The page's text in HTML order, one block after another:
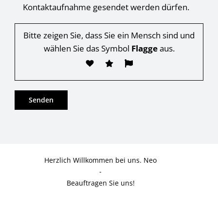
Kontaktaufnahme gesendet werden dürfen.
Bitte zeigen Sie, dass Sie ein Mensch sind und
wählen Sie das Symbol Flaggeaus.
Herzlich Willkommen bei uns. Neo
-
Beauftragen Sie uns!